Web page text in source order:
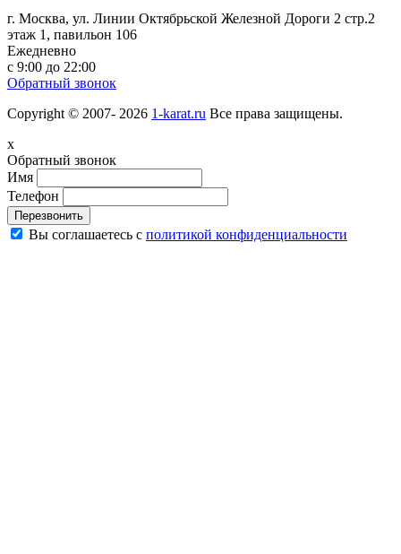
г. Москва, ул. Линии Октябрьской Железной Дороги 2 стр.2
этаж 1, павильон 106
Ежедневно
с 9:00 до 22:00
Обратный звонок
Copyright © 2007- 2026 1-karat.ru Все права защищены.
x
Обратный звонок
Имя
Телефон
Перезвонить
Вы соглашаетесь с политикой конфиденциальности